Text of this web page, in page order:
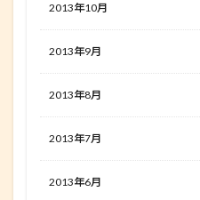
2013年10月
2013年9月
2013年8月
2013年7月
2013年6月